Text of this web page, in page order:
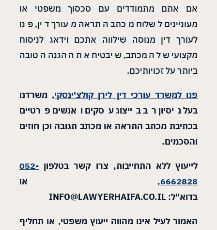
אם אתם מתמודדים עם סכסוך משפטי או
מעוניינים לשלוח מכתב התראה מעורך דין, פנו
לעורך דין מנוסה שילווה אתכם וידאג לניסוח
מקצועי של המכתב, שיבטיח את ההגנה הטובה
ביותר על זכויותיכם.
פנו למשרד עורכי דין לירן קולצ'ינסקי, משרדנו
בעל ניסיון רב בייצוג עסקים ואנשים פרטיים
בכתיבת מכתב התראה או מכתב תגובה וכן חוזים
והסכמים.
לייעוץ ללא התחייבות, צרו קשר בטלפון 052-
6662828, או
בדוא"ל:
INFO@LAWYERHAIFA.CO.IL
האמור לעיל אינו מהווה ייעוץ משפטי, או תחליף